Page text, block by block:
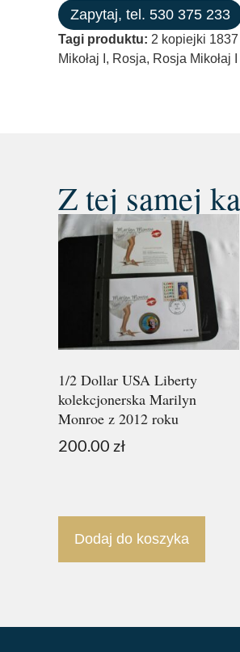
Zapytaj, tel. 530 375 233
Tagi produktu: 2 kopiejki 1837
Mikołaj I , Rosja, Rosja Mikołaj
Z tej samej
1/2 Dollar USA Liberty
kolekcjonerska Marilyn
Monroe z 2012 roku
200.00 zł
Dodaj do koszyka